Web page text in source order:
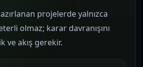
projelerde yalnızca
olmaz; karar davranışını
ve akış gerekir.